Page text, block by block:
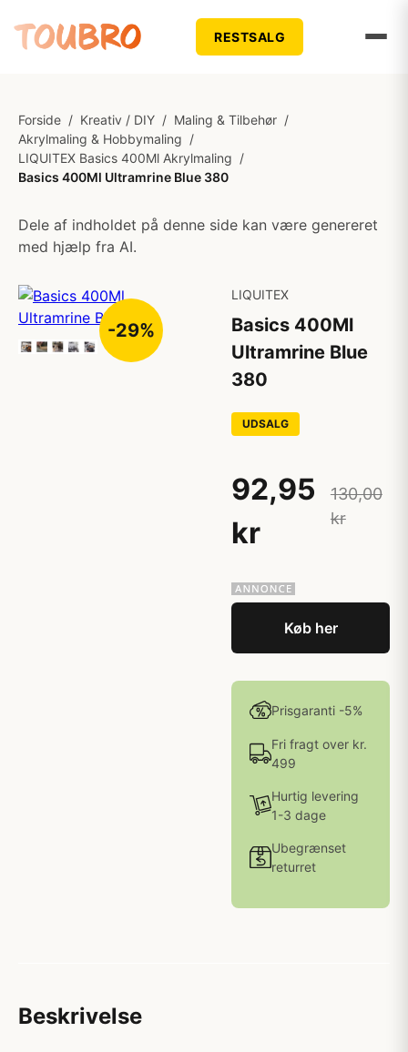
RESTSALG
Forside / Kreativ / DIY / Maling & Tilbehør /
Akrylmaling & Hobbymaling /
LIQUITEX Basics 400Ml Akrylmaling /
Basics 400Ml Ultramrine Blue 380
Dele af indholdet på denne side kan være genereret
med hjælp fra AI.
-29%
LIQUITEX
Basics 400Ml
Ultramrine Blue
380
UDSALG
92,95
kr
130,00
kr
Køb her
Prisgaranti -5%
Fri fragt over kr.
499
Hurtig levering
1-3 dage
Ubegrænset
returret
Beskrivelse